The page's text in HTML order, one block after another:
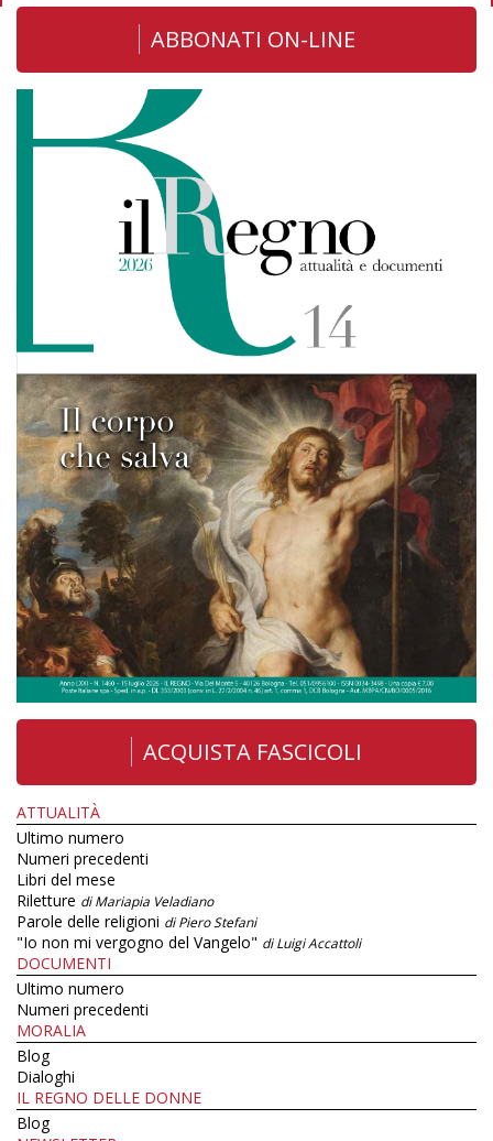
ABBONATI ON-LINE
ACQUISTA FASCICOLI
ATTUALITÀ
Ultimo numero
Numeri precedenti
Libri del mese
Riletture di Mariapia Veladiano
Parole delle religioni di Piero Stefani
"Io non mi vergogno del Vangelo" di Luigi Accattoli
DOCUMENTI
Ultimo numero
Numeri precedenti
MORALIA
Blog
Dialoghi
IL REGNO DELLE DONNE
Blog